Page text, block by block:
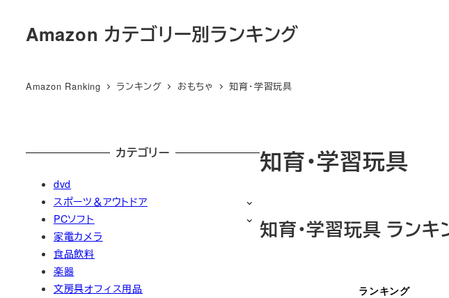
Amazon カテゴリー別ランキング
Amazon Ranking ランキング おもちゃ 知育・学習玩具
知育・学習玩具
知育・学習玩具 ランキ
ランキング
カテゴリー
dvd
スポーツ＆アウトドア
PCソフト
家電カメラ
食品飲料
楽器
文房具オフィス用品